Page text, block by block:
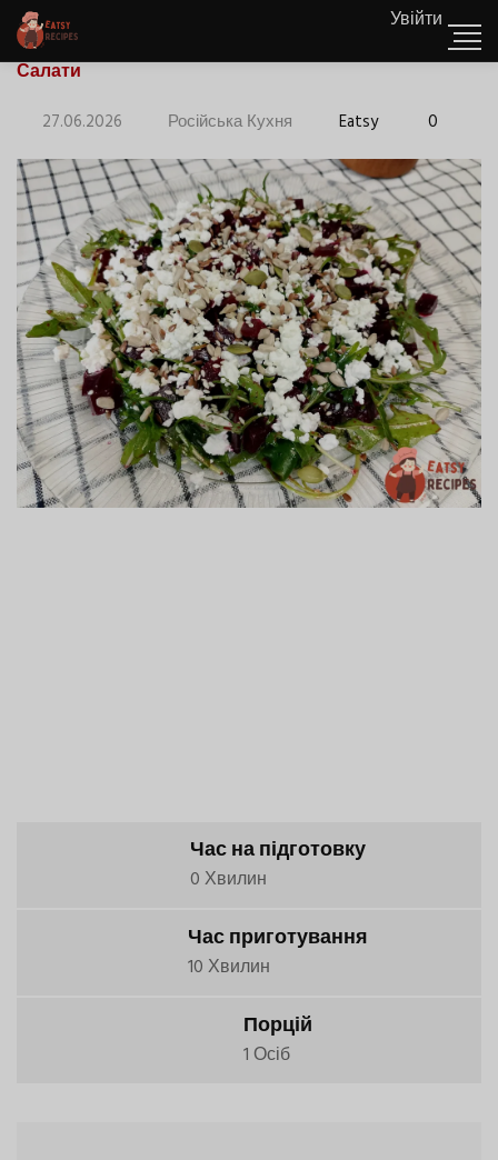
Увійти
Салати
27.06.2026 Російська Кухня Eatsy 0
Час на підготовку
0 Хвилин
Час приготування
10 Хвилин
Порцій
1 Осіб